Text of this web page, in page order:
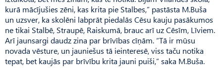
kurā mācījušies zēni, kas krita pie Stalbes,” pastāsta M.Buša
un uzsver, ka skolēni labprāt piedalās Cēsu kauju pasākumos
ne tikai Stalbē, Straupē, Raiskumā, brauc arī uz Cēsīm, Līviem.
Arī jaunsargi daudz zina par brīvības cīņām. “Tā ir mūsu
novada vēsture, un jauniešus tā ieinteresē, viss taču notika
tepat, bet kaujās par brīvību krita jauni puiši,” saka M.Buša.